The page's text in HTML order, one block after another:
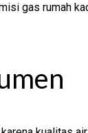
gas rumah